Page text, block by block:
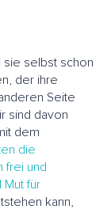
sie selbst schon
der ihre
Seite
sind davon
dem
die
frei und
für
kann,